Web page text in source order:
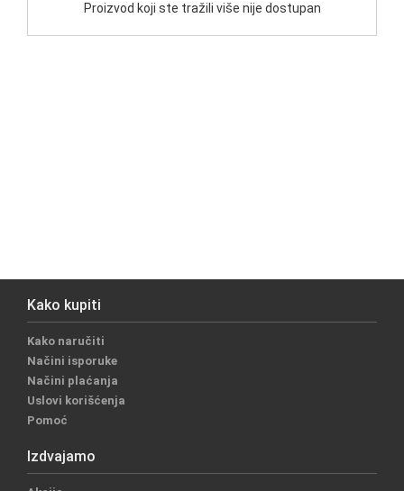
Proizvod koji ste tražili više nije dostupan
Kako kupiti
Kako naručiti
Načini isporuke
Načini plaćanja
Uslovi korišćenja
Pomoć
Izdvajamo